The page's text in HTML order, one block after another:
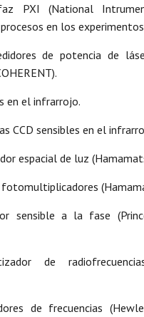
PXI (National
en los
de potencia de
en el infrarrojo.
CCD sensibles en el
espacial de luz
fotomultiplicadores
sensible a la fase
de
de frecuencias